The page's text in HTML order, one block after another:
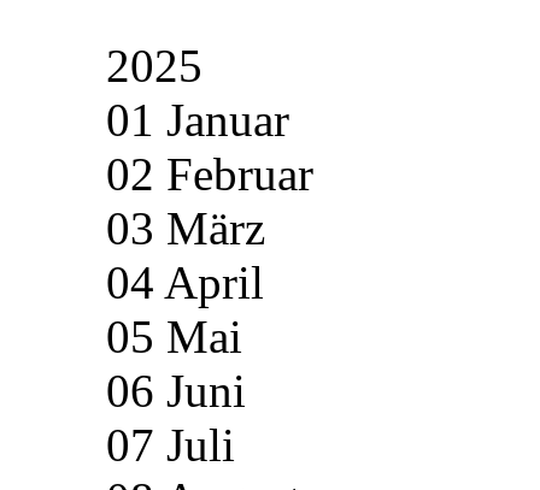
2025
01 Januar
02 Februar
03 März
04 April
05 Mai
06 Juni
07 Juli